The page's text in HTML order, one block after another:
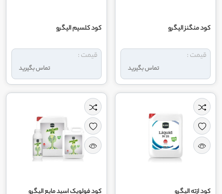
کود منگنز الیگرو
تماس بگیرید
قیمت :
کود کلسیم الیگرو
تماس بگیرید
قیمت :
کود ازته الیگرو کود فولویک اسید مایع الیگرو